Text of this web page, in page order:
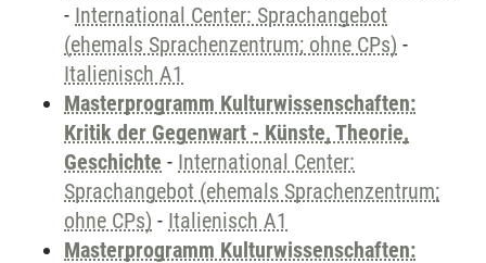
- International Center: Sprachangebot
(ehemals Sprachenzentrum; ohne CPs) -
Italienisch A1
Masterprogramm Kulturwissenschaften:
Kritik der Gegenwart - Künste, Theorie,
Geschichte - International Center:
Sprachangebot (ehemals Sprachenzentrum;
ohne CPs) - Italienisch A1
Masterprogramm Kulturwissenschaften: